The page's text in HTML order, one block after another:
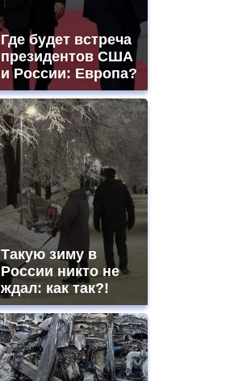
Где будет встреча
президентов США
и России: Европа?
Такую зиму в
России никто не
ждал: как так?!